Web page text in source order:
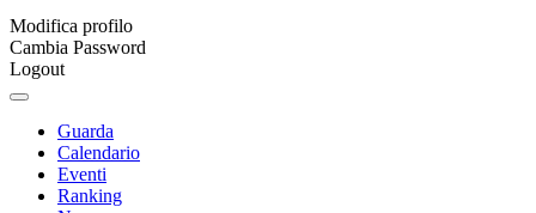
Modifica profilo
Cambia Password
Logout
Guarda
Calendario
Eventi
Ranking